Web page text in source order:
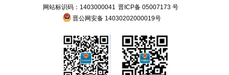
网站标识码：1403000041 晋ICP备 05007173 号
晋公网安备 14030202000019号